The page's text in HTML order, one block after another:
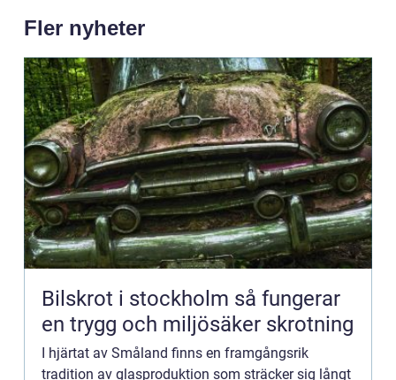
Fler nyheter
Bilskrot i stockholm så fungerar
en trygg och miljösäker skrotning
I hjärtat av Småland finns en framgångsrik
tradition av glasproduktion som sträcker sig långt